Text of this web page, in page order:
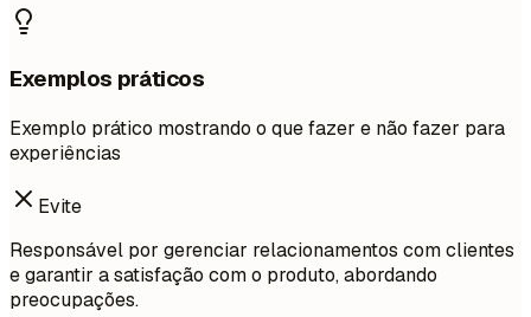
Exemplos práticos
Exemplo prático mostrando o que fazer e não fazer para
experiências
Evite
Responsável por gerenciar relacionamentos com clientes
e garantir a satisfação com o produto, abordando
preocupações.